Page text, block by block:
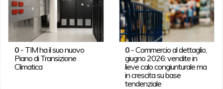
0- TIM ha il suo nuovo
Piano di Transizione
Climatica
0 -Commercio al dettaglio,
giugno 2026: vendite in
lieve calo congiunturale ma
in crescita su base
tendenziale